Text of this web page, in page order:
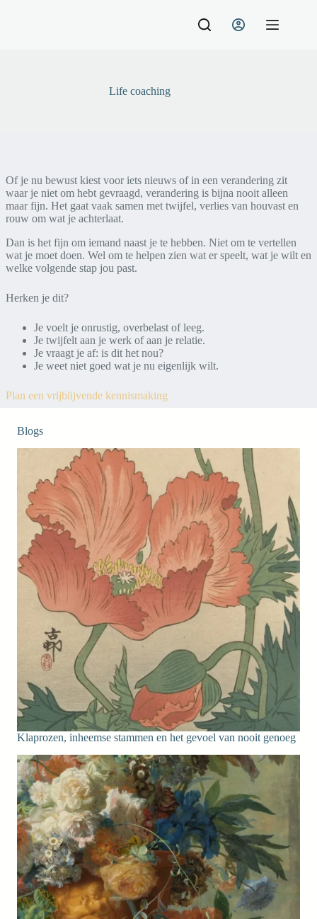
Life coaching
Of je nu bewust kiest voor iets nieuws of in een verandering zit
waar je niet om hebt gevraagd, verandering is bijna nooit alleen
maar fijn. Het gaat vaak samen met twijfel, verlies van houvast en
rouw om wat je achterlaat.
Dan is het fijn om iemand naast je te hebben. Niet om te vertellen
wat je moet doen. Wel om te helpen zien wat er speelt, wat je wilt en
welke volgende stap jou past.
Herken je dit?
Je voelt je onrustig, overbelast of leeg.
Je twijfelt aan je werk of aan je relatie.
Je vraagt je af: is dit het nou?
Je weet niet goed wat je nu eigenlijk wilt.
Plan een vrijblijvende kennismaking
Blogs
Klaprozen, inheemse stammen en het gevoel van nooit genoeg